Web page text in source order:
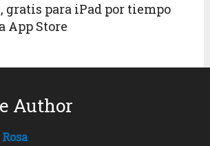
gratis para iPad por tiempo
App Store
Author
Rosa